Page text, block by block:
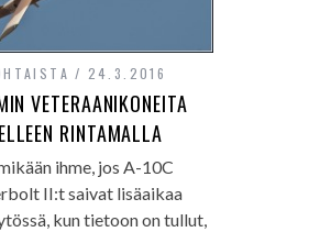
24.3.2016
VETERAANIKONEITA
RINTAMALLA
ihme, jos A-10C
II:t saivat lisäaikaa
kun tietoon on tullut,